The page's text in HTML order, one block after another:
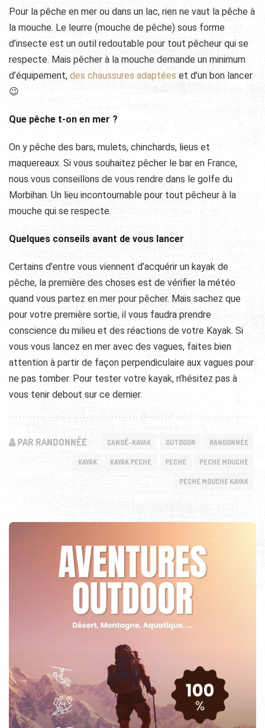
Pour la pêche en mer ou dans un lac, rien ne vaut la pêche à
la mouche. Le leurre (mouche de pêche) sous forme
d’insecte est un outil redoutable pour tout pêcheur qui se
respecte. Mais pêcher à la mouche demande un minimum
d’équipement, des chaussures adaptées et d’un bon lancer
😉
Que pêche t-on en mer ?
On y pêche des bars, mulets, chinchards, lieus et
maquereaux. Si vous souhaitez pêcher le bar en France,
nous vous conseillons de vous rendre dans le golfe du
Morbihan. Un lieu incontournable pour tout pêcheur à la
mouche qui se respecte.
Quelques conseils avant de vous lancer
Certains d’entre vous viennent d’acquérir un kayak de
pêche, la première des choses est de vérifier la météo
quand vous partez en mer pour pêcher. Mais sachez que
pour votre première sortie, il vous faudra prendre
conscience du milieu et des réactions de votre Kayak. Si
vous vous lancez en mer avec des vagues, faites bien
attention à partir de façon perpendiculaire aux vagues pour
ne pas tomber. Pour tester votre kayak, n’hésitez pas à
vous tenir debout sur ce dernier.
PAR RANDONNÉE CANOË-KAYAK OUTDOOR RANDONNÉE
KAYAK KAYAK PECHE PECHE PECHE MOUCHE
PECHE MOUCHE KAYAK